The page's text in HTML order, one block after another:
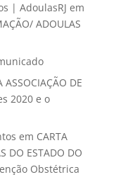
| AdoulasRJ em
ADOULAS
ASSOCIAÇÃO DE
2020 e o
em CARTA
DO ESTADO DO
Obstétrica